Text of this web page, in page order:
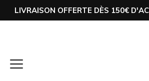
LIVRAISON OFFERTE DÈS 150€